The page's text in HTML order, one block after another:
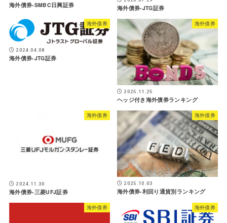
海外債券-SMBC日興証券 海外債券-JTG証券
海外債券
2024.04.08
海外債券-JTG証券
海外債券
2025.11.25
ヘッジ付き海外債券ランキング
海外債券
2024.11.30
海外債券-三菱UFJ証券
海外債券
2025.10.03
海外債券-利回り通貨別ランキング
海外債券 海外債券